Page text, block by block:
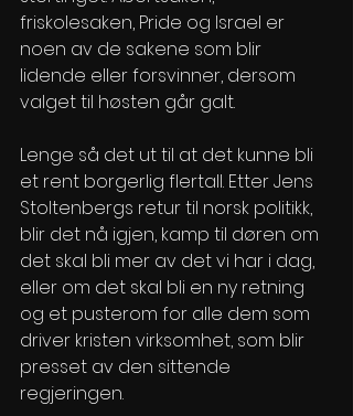
friskolesaken, Pride og Israel er
noen av de sakene som blir
lidende eller forsvinner, dersom
valget til høsten går galt.
Lenge så det ut til at det kunne bli
et rent borgerlig flertall. Etter Jens
Stoltenbergs retur til norsk politikk,
blir det nå igjen, kamp til døren om
det skal bli mer av det vi har i dag,
eller om det skal bli en ny retning
og et pusterom for alle dem som
driver kristen virksomhet, som blir
presset av den sittende
regjeringen.